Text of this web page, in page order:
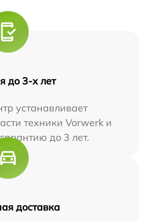
до 3-х лет
устанавливает
техники Vorwerk и
до 3 лет.
доставка